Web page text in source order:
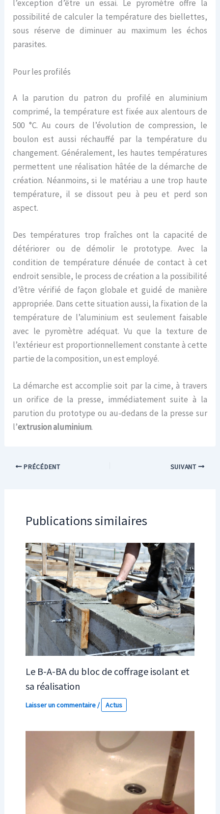
l’exception d’être un essai. Le pyromètre offre la
possibilité de calculer la température des biellettes,
sous réserve de diminuer au maximum les échos
parasites.
Pour les profilés
A la parution du patron du profilé en aluminium
comprimé, la température est fixée aux alentours de
500 °C. Au cours de l’évolution de compression, le
boulon est aussi réchauffé par la température du
changement. Généralement, les hautes températures
permettent une réalisation hâtée de la démarche de
création. Néanmoins, si le matériau a une trop haute
température, il se dissout peu à peu et perd son
aspect.
Des températures trop fraîches ont la capacité de
détériorer ou de démolir le prototype. Avec la
condition de température dénuée de contact à cet
endroit sensible, le process de création a la possibilité
d’être vérifié de façon globale et guidé de manière
appropriée. Dans cette situation aussi, la fixation de la
température de l’aluminium est seulement faisable
avec le pyromètre adéquat. Vu que la texture de
l’extérieur est proportionnellement constante à cette
partie de la composition, un est employé.
La démarche est accomplie soit par la cime, à travers
un orifice de la presse, immédiatement suite à la
parution du prototype ou au-dedans de la presse sur
l’extrusion aluminium.
PRÉCÉDENT SUIVANT
Publications similaires
Le B-A-BA du bloc de coffrage isolant et
sa réalisation
Laisser un commentaire / Actus